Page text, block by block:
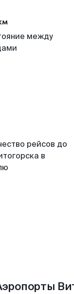
между
рейсов до
в